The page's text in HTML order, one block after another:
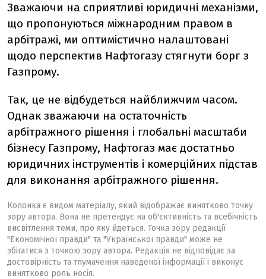
Зважаючи на сприятливі юридичні механізми,
що пропонуються міжнародним правом в
арбітражі, ми оптимістично налаштовані
щодо перспектив Нафтогазу стягнути борг з
Газпрому.
Так, це не відбудеться найближчим часом.
Однак зважаючи на остаточність
арбітражного рішення і глобальні масштаби
бізнесу Газпрому, Нафтогаз має достатньо
юридичних інструментів і комерційних підстав
для виконання арбітражного рішення.
Колонка є видом матеріалу, який відображає винятково точку
зору автора. Вона не претендує на об'єктивність та всебічність
висвітлення теми, про яку йдеться. Точка зору редакції
"Економічної правди" та "Української правди" може не
збігатися з точкою зору автора. Редакція не відповідає за
достовірність та тлумачення наведеної інформації і виконує
винятково роль носія.